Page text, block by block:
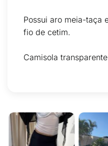
Possui aro meia-taça
fio de cetim.
Camisola